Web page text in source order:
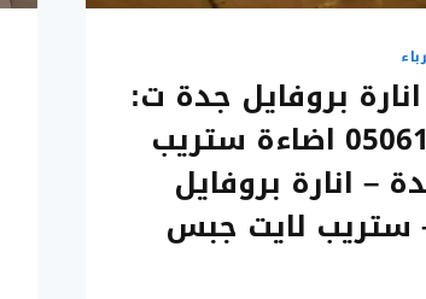
بروفايل جدة ت:
0506188267 اضاءة ستريب
– انارة بروفايل
ستريب لايت جبس